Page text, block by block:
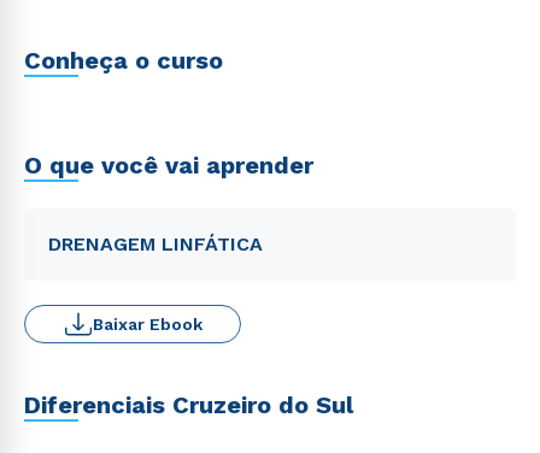
Conheça o curso
O que você vai aprender
DRENAGEM LINFÁTICA
Baixar Ebook
Diferenciais Cruzeiro do Sul